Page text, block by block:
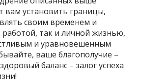
установить границы,
своим временем и
работой, так и личной жизнью,
и уравновешенным
ваше благополучие –
баланс – залог успеха